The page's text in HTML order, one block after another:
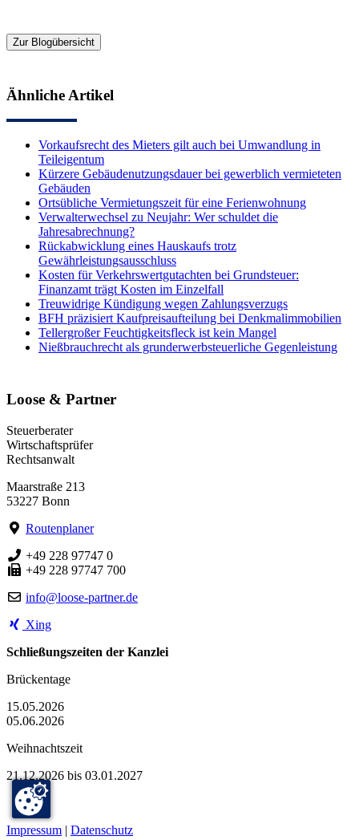
Zur Blogübersicht
Ähnliche Artikel
Vorkaufsrecht des Mieters gilt auch bei Umwandlung in
Teileigentum
Kürzere Gebäudenutzungsdauer bei gewerblich vermieteten
Gebäuden
Ortsübliche Vermietungszeit für eine Ferienwohnung
Verwalterwechsel zu Neujahr: Wer schuldet die
Jahresabrechnung?
Rückabwicklung eines Hauskaufs trotz
Gewährleistungsausschluss
Kosten für Verkehrswertgutachten bei Grundsteuer:
Finanzamt trägt Kosten im Einzelfall
Treuwidrige Kündigung wegen Zahlungsverzugs
BFH präzisiert Kaufpreisaufteilung bei Denkmalimmobilien
Tellergroßer Feuchtigkeitsfleck ist kein Mangel
Nießbrauchrecht als grunderwerbsteuerliche Gegenleistung
Loose & Partner
Steuerberater
Wirtschaftsprüfer
Rechtsanwalt
Maarstraße 213
53227 Bonn
Routenplaner
+49 228 97747 0
+49 228 97747 700
info@loose-partner.de
Xing
Schließungszeiten der Kanzlei
Brückentage
15.05.2026
05.06.2026
Weihnachtszeit
21.12.2026 bis 03.01.2027
Impressum | Datenschutz